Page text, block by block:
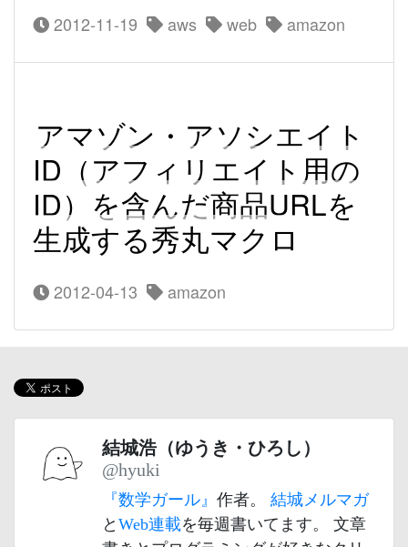
2012-11-19 aws web amazon
アマゾン・アソシエイト
ID（アフィリエイト用の
ID）を含んだ商品URLを
生成する秀丸マクロ
2012-04-13 amazon
結城浩（ゆうき・ひろし）
@hyuki
『数学ガール』 作者。 結城メルマガ
と Web連載を毎週書いてます。 文章